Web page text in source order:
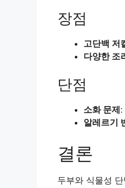
장점
고단백 저
다양한 조
단점
소화 문제 :
알레르기
결론
두부와 식물성